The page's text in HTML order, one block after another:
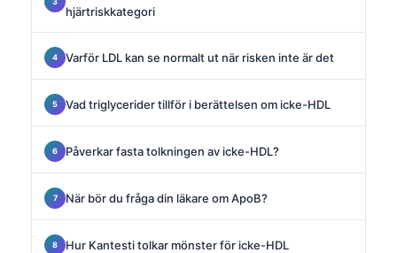
hjärtriskkategori
Varför LDL kan se normalt ut när risken inte är det
Vad triglycerider tillför i berättelsen om icke-HDL
Påverkar fasta tolkningen av icke-HDL?
När bör du fråga din läkare om ApoB?
Hur Kantesti tolkar mönster för icke-HDL